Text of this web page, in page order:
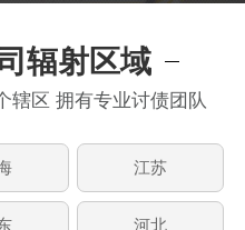
辐射区域
辖区 拥有专业讨债团队
江苏
河北